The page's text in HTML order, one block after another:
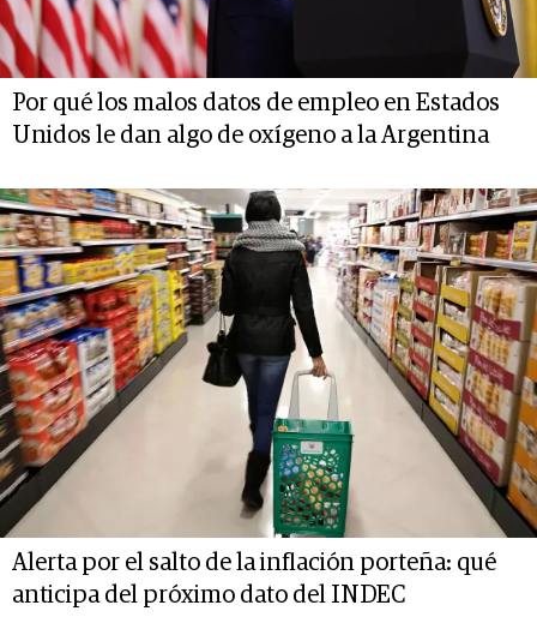
Por qué los malos datos de empleo en Estados
Unidos le dan algo de oxígeno a la Argentina
Alerta por el salto de la inflación porteña: qué
anticipa del próximo dato del INDEC